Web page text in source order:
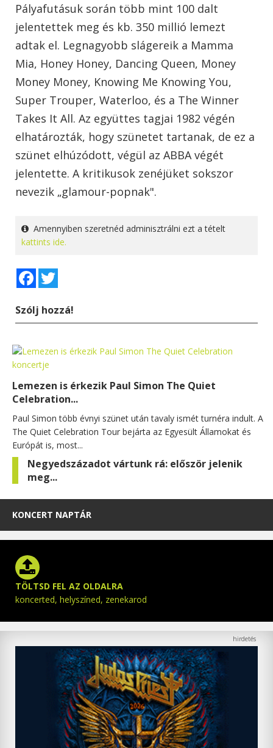
Pályafutásuk során több mint 100 dalt
jelentettek meg és kb. 350 millió lemezt
adtak el. Legnagyobb slágereik a Mamma
Mia, Honey Honey, Dancing Queen, Money
Money Money, Knowing Me Knowing You,
Super Trouper, Waterloo, és a The Winner
Takes It All. Az együttes tagjai 1982 végén
elhatározták, hogy szünetet tartanak, de ez a
szünet elhúzódott, végül az ABBA végét
jelentette. A kritikusok zenéjüket sokszor
nevezik „glamour-popnak".
Amennyiben szeretnéd adminisztrálni ezt a tételt
kattints ide.
Facebook
Szólj hozzá!
Lemezen is érkezik Paul Simon The Quiet
Celebration...
Paul Simon több évnyi szünet után tavaly ismét turnéra indult. A
The Quiet Celebration Tour bejárta az Egyesült Államokat és
Európát is, most...
Negyedszázadot vártunk rá: először jelenik
meg...
KONCERT NAPTÁR
TÖLTSD FEL AZ OLDALRA
koncerted, helyszíned, zenekarod